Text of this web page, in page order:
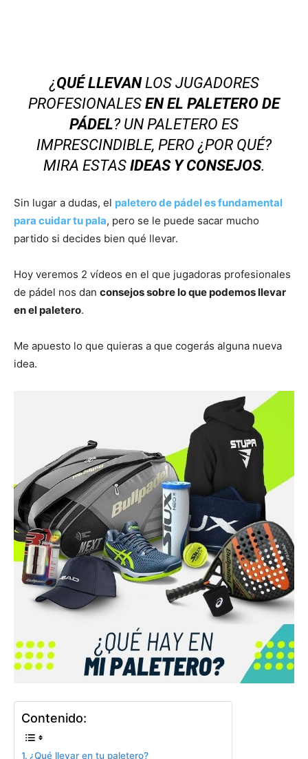
¿QUÉ LLEVANLOS JUGADORES
PROFESIONALES EN EL PALETERO DE
PÁDEL? UN PALETERO ES
IMPRESCINDIBLE, PERO ¿POR QUÉ?
MIRA ESTAS IDEAS Y CONSEJOS.
Sin lugar a dudas, el paletero de pádel es fundamental
para cuidar tu pala, pero se le puede sacar mucho
partido si decides bien qué llevar.
Hoy veremos 2 vídeos en el que jugadoras profesionales
de pádel nos dan consejos sobre lo que podemos llevar
en el paletero.
Me apuesto lo que quieras a que cogerás alguna nueva
idea.
Contenido:
¿Qué llevar en tu paletero?